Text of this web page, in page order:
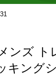
ンズ
キング